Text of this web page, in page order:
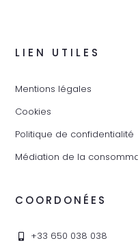
LIEN UTILES
Mentions légales
Cookies
Politique de confidentialité
Médiation de la
COORDONÉES
+33 650 038 038